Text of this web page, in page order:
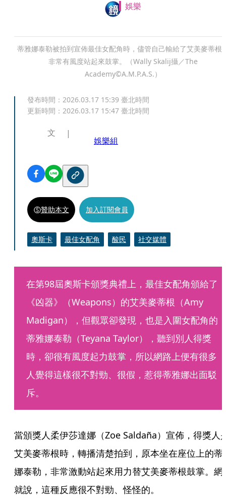
娛樂
蒂雅娜泰勒被拍到宣佈最佳女配角時，儘管自己輸給了艾美麥蒂根
非常有風度站起來鼓掌。（Wally Skalij攝／The
Academy©A.M.P.A.S.）
發布時間： 2026.03.17 15:39 臺北時間
更新時間： 2026.03.17 15:47 臺北時間
文
娛樂組
贊助本文 加入訂閱會員
奧斯卡 最佳女配角 酸民 社交媒體
在第98屆奧斯卡頒獎典禮上，最佳女配角頒給了
《凶器》（Weapons）的艾美麥蒂根（Amy
Madigan），但觀眾卻發現，也是入圍女配角的
蒂雅娜泰勒（Teyana Taylor），聽到別人得獎
時，卻很有風度起力鼓掌，所以網路上便有很多
人覺得這樣很不對勁、很假，惹得蒂雅娜出面駁
斥。
當頒獎人柔伊莎達娜（Zoe Saldaña）宣佈，得獎人
艾美麥蒂根時，轉播清楚拍到，原本坐在座位上的蒂
娜泰勒，非常激動站起來用力替艾美麥蒂根鼓掌。網
就說，這種反應很不對勁、怪怪的。